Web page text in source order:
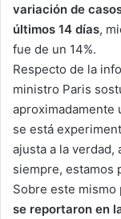
variación de
últimos 14 días,
fue de un 14%.
Respecto de la
ministro Paris
aproximadamente
se está
ajusta a la
siempre, estamos
Sobre este mismo
se reportaron en